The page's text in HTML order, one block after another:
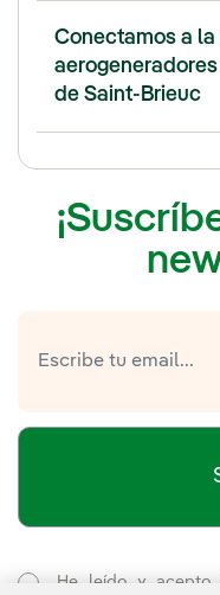
Conectamos a
de Saint-Brieuc
He leído y